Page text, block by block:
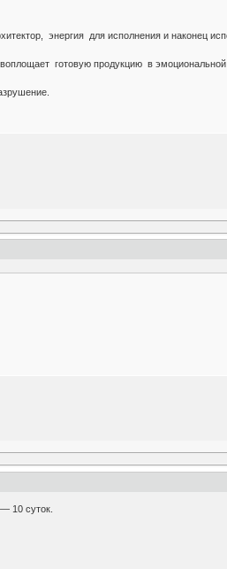
энергия для исполнения и наконец
готовую продукцию в
10 суток.